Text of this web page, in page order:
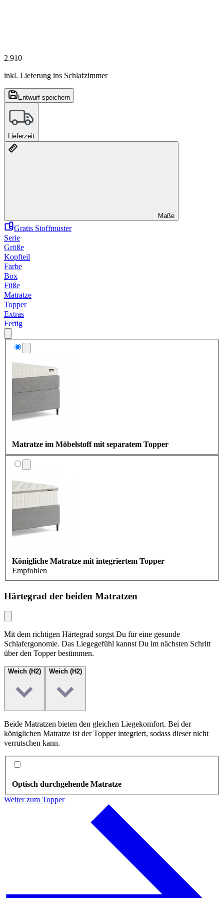
2.910
inkl. Lieferung ins Schlafzimmer
Entwurf speichern
Lieferzeit
Maße
Gratis Stoffmuster
Serie
Größe
Kopfteil
Farbe
Box
Füße
Matratze
Topper
Extras
Fertig
Matratze im Möbelstoff mit separatem Topper
Königliche Matratze mit integriertem Topper
Empfohlen
Härtegrad der beiden Matratzen
Mit dem richtigen Härtegrad sorgst Du für eine gesunde
Schlafergonomie. Das Liegegefühl kannst Du im nächsten Schritt
über den Topper bestimmen.
Weich (H2) Weich (H2)
Beide Matratzen bieten den gleichen Liegekomfort. Bei der
königlichen Matratze ist der Topper integriert, sodass dieser nicht
verrutschen kann.
Optisch durchgehende Matratze
Weiter zum Topper